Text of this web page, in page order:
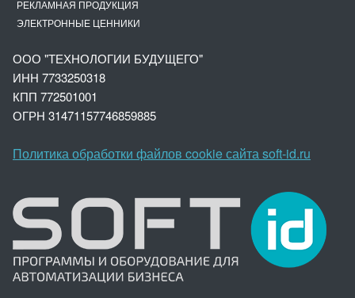
РЕКЛАМНАЯ ПРОДУКЦИЯ
ЭЛЕКТРОННЫЕ ЦЕННИКИ
ООО "ТЕХНОЛОГИИ БУДУЩЕГО"
ИНН 7733250318
КПП 772501001
ОГРН 31471157746859885
Политика обработки файлов cookie сайта soft-id.ru